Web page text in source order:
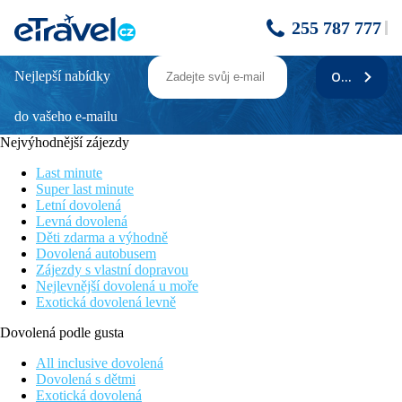
255 787 777
THERMAL HÉVÍZ ENSANA HEALTH
SPA HOTEL - Wellness pobyt 2 noci
Popis
Je perfektním místem pro relaxaci, svým hostům nabízí termální
vodu a
také procedury využívající unikátní Hevízské bahno. Hotelová
restaurace Tavirózsa nabízí pokrmy maďarské i mezinárodní
kuchyně,
k dispozici jsou i dietní a lehké pokrmy. V kavárně Ciklámen
můžete
ochutnat zmrzlinové speciality, zákusky a koktejly. Večer zabaví
hosty
hudba: ve čtvrtek retro party, v pátek karibská hudba, v sobotu
country,
blues and rock.
Hotelový vodní svět nabízí:
Nejlepší nabídky
do vašeho e-mailu
ODEBÍRAT
Nejvýhodnější zájezdy
Last minute
Super last minute
Letní dovolená
Levná dovolená
Děti zdarma a výhodně
Dovolená autobusem
Zájezdy s vlastní dopravou
Nejlevnější dovolená u moře
Exotická dovolená levně
Dovolená podle gusta
All inclusive dovolená
Dovolená s dětmi
Exotická dovolená